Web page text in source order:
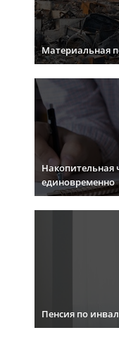
Материальная
Накопительная
единовременно
Пенсия по